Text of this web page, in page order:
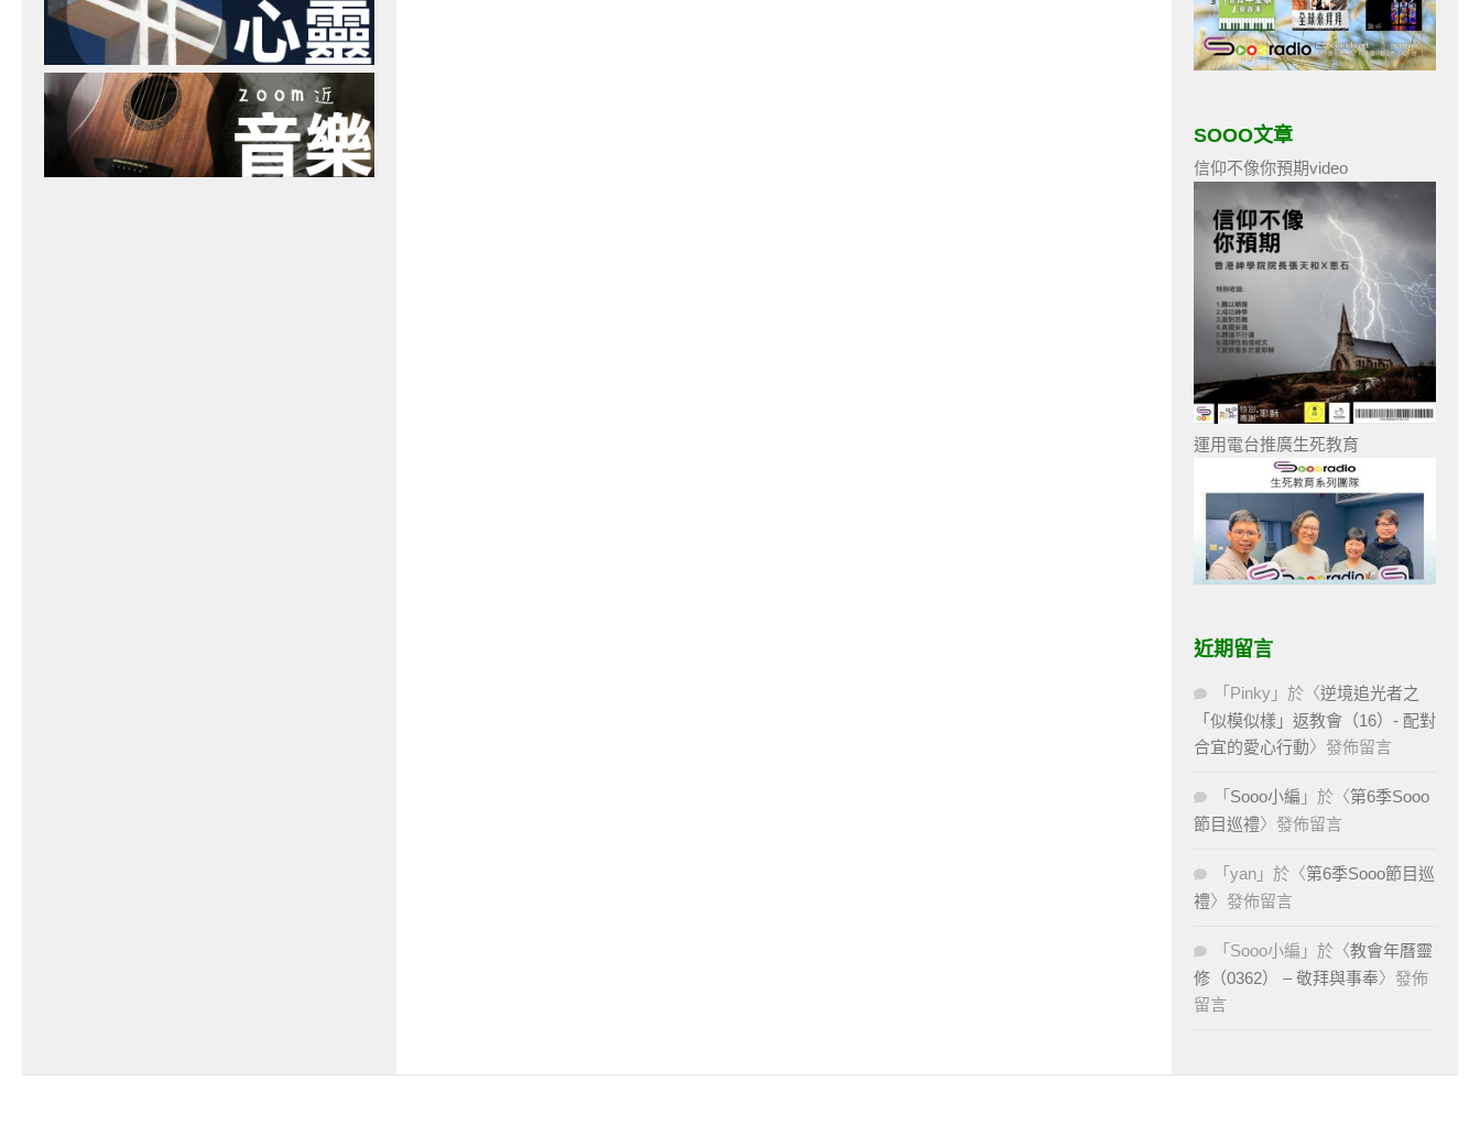
SOOO文章
信仰不像你預期video
運用電台推廣生死教育
近期留言
「 Pinky 」於〈逆境追光者之
「似模似樣」返教會（16）- 配對
合宜的愛心行動〉發佈留言
「 Sooo小編 」於〈第6季Sooo
節目巡禮〉發佈留言
「 yan 」於〈第6季Sooo節目巡
禮〉發佈留言
「 Sooo小編 」於〈教會年曆靈
修（0362） – 敬拜與事奉〉發佈
留言